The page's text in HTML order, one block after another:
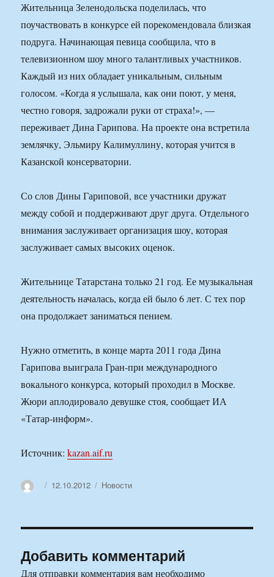
Жительница Зеленодольска поделилась, что
поучаствовать в конкурсе ей порекомендовала близкая
подруга. Начинающая певица сообщила, что в
телевизионном шоу много талантливых участников.
Каждый из них обладает уникальным, сильным
голосом. «Когда я услышала, как они поют, у меня,
честно говоря, задрожали руки от страха!», —
переживает Дина Гарипова. На проекте она встретила
землячку, Эльмиру Калимуллину, которая учится в
Казанской консерватории.
Со слов Дины Гариповой, все участники дружат
между собой и поддерживают друг друга. Отдельного
внимания заслуживает организация шоу, которая
заслуживает самых высоких оценок.
Жительнице Татарстана только 21 год. Ее музыкальная
деятельность началась, когда ей было 6 лет. С тех пор
она продолжает заниматься пением.
Нужно отметить, в конце марта 2011 года Дина
Гарипова выиграла Гран-при международного
вокального конкурса, который проходил в Москве.
Жюри аплодировало девушке стоя, сообщает ИА
«Татар-информ».
Источник:kazan.aif.ru
АвторОпубликовано
12.10.2012 Рубрики
Новости
Добавить комментарий
Для отправки комментария вам необходимо